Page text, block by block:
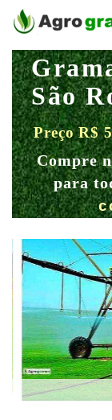
São
Preço R$
Compre
para